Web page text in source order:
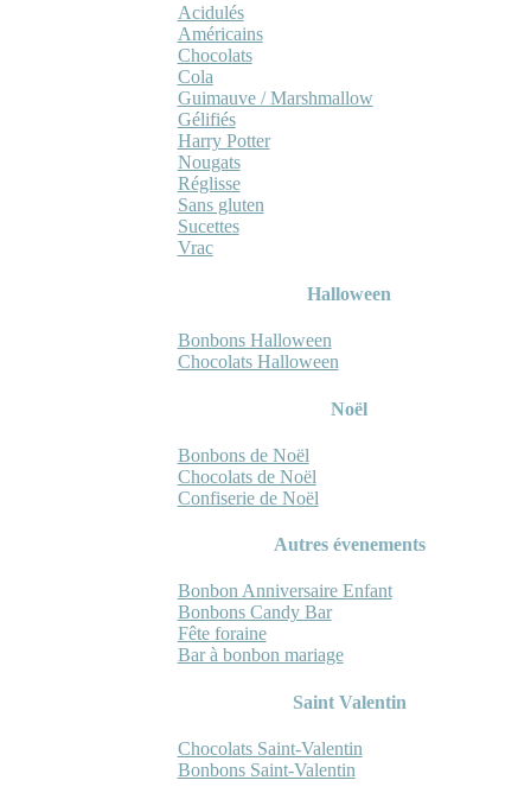
Acidulés
Américains
Chocolats
Cola
Guimauve / Marshmallow
Gélifiés
Harry Potter
Nougats
Réglisse
Sans gluten
Sucettes
Vrac
Halloween
Bonbons Halloween
Chocolats Halloween
Noël
Bonbons de Noël
Chocolats de Noël
Confiserie de Noël
Autres évenements
Bonbon Anniversaire Enfant
Bonbons Candy Bar
Fête foraine
Bar à bonbon mariage
Saint Valentin
Chocolats Saint-Valentin
Bonbons Saint-Valentin